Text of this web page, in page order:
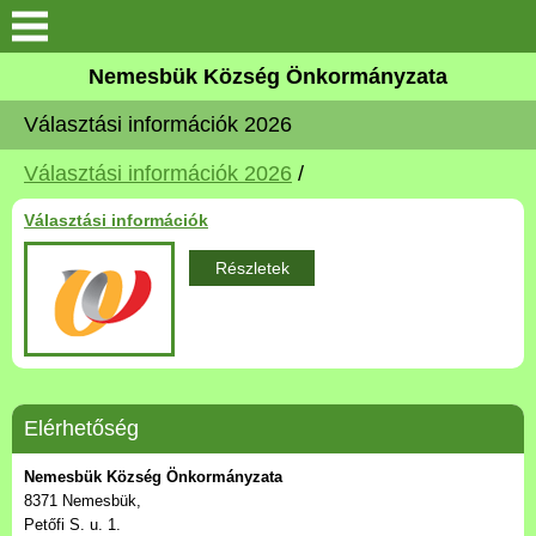
Keresés
Önkormányzat
Közös Önkormányzati
Hivatal
Zalaköveskút
Művelődési ház
MAGYAR FALU PROGRAM
Versenyképes Járások
Program
Nemesbük Község Önkormányzata
Választási információk 2026
Választási információk 2026 /
Választási információk
Részletek
Elérhetőség
Nemesbük Község Önkormányzata
8371 Nemesbük,
Petőfi S. u. 1.